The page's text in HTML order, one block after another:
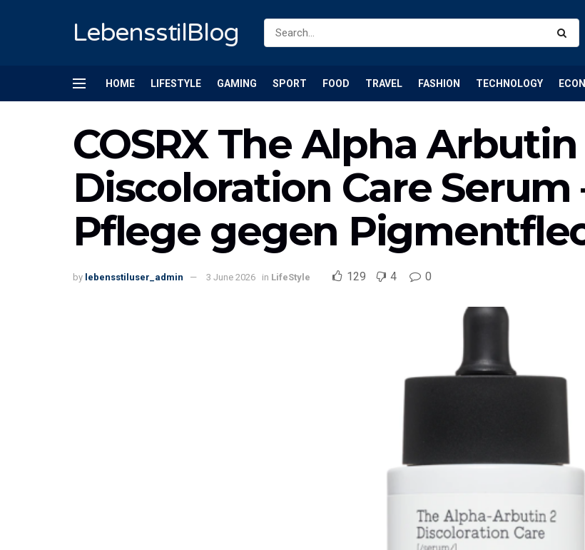
LebensstilBlog
HOME LIFESTYLE GAMING SPORT FOOD TRAVEL FASHION TECHNOLOGY
COSRX The Alpha Arbutin
Discoloration Care Serum
Pflege gegen
by lebensstiluser_admin 3 June 2026 in LifeStyle 129 4 0